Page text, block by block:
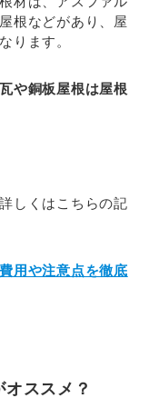
根などがあり、屋
ります。
や銅板屋根は屋根
しくはこちらの記
用や注意点を徹底
ススメ？